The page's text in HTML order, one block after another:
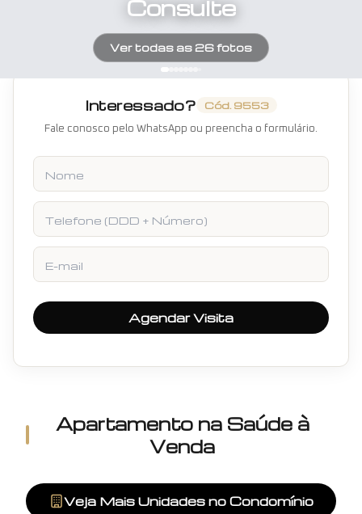
Consulte
Ver todas as 26fotos
Apartamento na Saúde à
Venda
Veja Mais Unidades no Condomínio
Interessado? Cód. 9553
Fale conosco pelo WhatsApp ou preencha o formulário.
Nome
Telefone
E-mail
Agendar Visita